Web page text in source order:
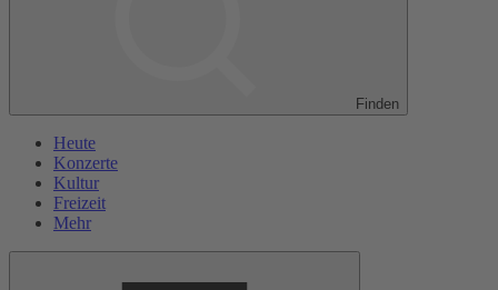
Finden
Heute
Konzerte
Kultur
Freizeit
Mehr